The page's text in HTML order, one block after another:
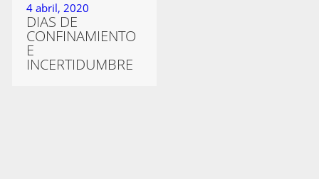
4 abril, 2020
DIAS DE
CONFINAMIENTO
E
INCERTIDUMBRE